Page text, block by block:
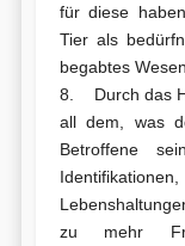
für diese
Tier als
begabtes Wesen.
8. Durch das
all dem, was
Betroffene
zu mehr